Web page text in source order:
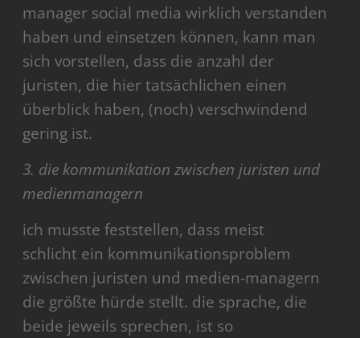
manager social media wirklich verstanden
haben und einsetzen können, kann man
sich vorstellen, dass die anzahl der
juristen, die hier tatsächlichen einen
überblick haben, (noch) verschwindend
gering ist.
3. die kommunikation zwischen juristen und
medienmanagern
ich musste feststellen, dass meist
schlicht ein kommunikationsproblem
zwischen juristen und medien-managern
die größte hürde stellt. die sprache, die
beide jeweils sprechen, ist so